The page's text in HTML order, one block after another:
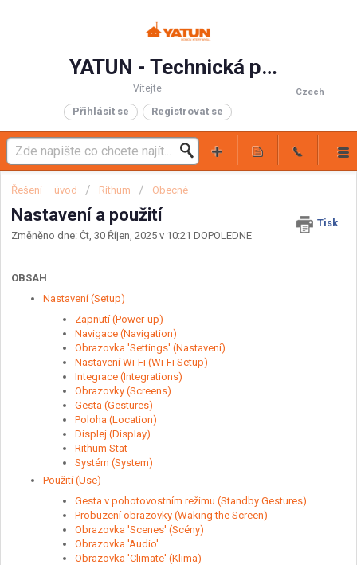
YATUN - Technická podpora
Czech
Vítejte
Přihlásit se Registrovat se
Řešení – úvod Rithum Obecné
Nastavení a použití
Tisk
Změněno dne: Čt, 30 Říjen, 2025 v 10:21 DOPOLEDNE
OBSAH
Nastavení (Setup)
Zapnutí (Power-up)
Navigace (Navigation)
Obrazovka 'Settings' (Nastavení)
Nastavení Wi-Fi (Wi-Fi Setup)
Integrace (Integrations)
Obrazovky (Screens)
Gesta (Gestures)
Poloha (Location)
Displej (Display)
Rithum Stat
Systém (System)
Použití (Use)
Gesta v pohotovostním režimu (Standby Gestures)
Probuzení obrazovky (Waking the Screen)
Obrazovka 'Scenes' (Scény)
Obrazovka 'Audio'
Obrazovka 'Climate' (Klima)